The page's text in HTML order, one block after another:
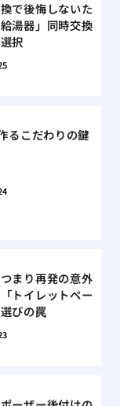
で後悔しないた
湯器」同時交換
択
るこだわりの鍵
まり再発の意外
トイレットペー
びの罠